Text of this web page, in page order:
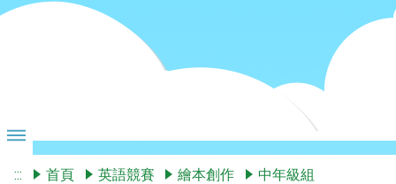
::: 首頁 英語競賽 繪本創作
中年級組